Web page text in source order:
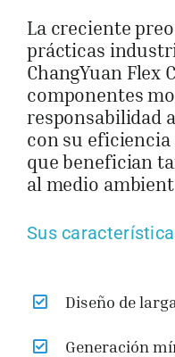
La creciente
prácticas
ChangYuan Flex
componentes
responsabilidad
con su
que benefician
al medio
Sus
Diseño de
Generación